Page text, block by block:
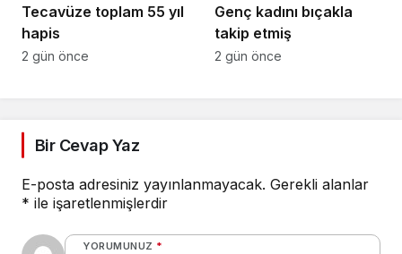
Tecavüze toplam 55 yıl
hapis
2 gün önce
Genç kadını bıçakla
takip etmiş
2 gün önce
Bir Cevap Yaz
E-posta adresiniz yayınlanmayacak. Gerekli alanlar
* ile işaretlenmişlerdir
YORUMUNUZ *